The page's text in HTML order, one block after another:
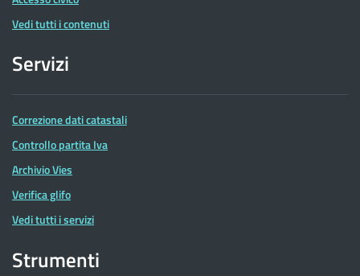
Vedi tutti i contenuti
Servizi
Correzione dati catastali
Controllo partita Iva
Archivio Vies
Verifica glifo
Vedi tutti i servizi
Strumenti